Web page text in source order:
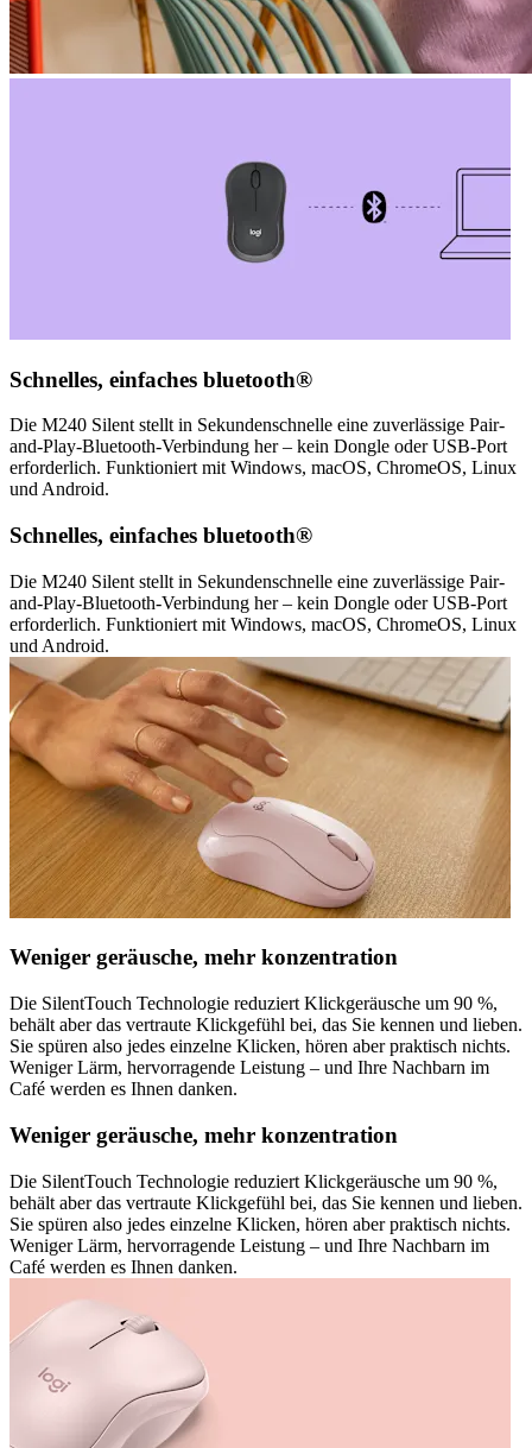
Schnelles, einfaches bluetooth®
Die M240 Silent stellt in Sekundenschnelle eine zuverlässige Pair-
and-Play-Bluetooth-Verbindung her – kein Dongle oder USB-Port
erforderlich. Funktioniert mit Windows, macOS, ChromeOS, Linux
und Android.
Schnelles, einfaches bluetooth®
Die M240 Silent stellt in Sekundenschnelle eine zuverlässige Pair-
and-Play-Bluetooth-Verbindung her – kein Dongle oder USB-Port
erforderlich. Funktioniert mit Windows, macOS, ChromeOS, Linux
und Android.
Weniger geräusche, mehr konzentration
Die SilentTouch Technologie reduziert Klickgeräusche um 90 %,
behält aber das vertraute Klickgefühl bei, das Sie kennen und lieben.
Sie spüren also jedes einzelne Klicken, hören aber praktisch nichts.
Weniger Lärm, hervorragende Leistung – und Ihre Nachbarn im
Café werden es Ihnen danken.
Weniger geräusche, mehr konzentration
Die SilentTouch Technologie reduziert Klickgeräusche um 90 %,
behält aber das vertraute Klickgefühl bei, das Sie kennen und lieben.
Sie spüren also jedes einzelne Klicken, hören aber praktisch nichts.
Weniger Lärm, hervorragende Leistung – und Ihre Nachbarn im
Café werden es Ihnen danken.